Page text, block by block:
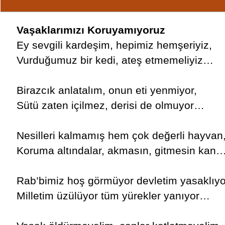
Vaşaklarımızı Koruyamıyoruz
Ey sevgili kardeşim, hepimiz hemşeriyiz,
Vurduğumuz bir kedi, ateş etmemeliyiz…
Birazcık anlatalım, onun eti yenmiyor,
Sütü zaten içilmez, derisi de olmuyor…
Nesilleri kalmamış hem çok değerli hayvan,
Koruma altındalar, akmasın, gitmesin kan…
Rab’bimiz hoş görmüyor devletim
Milletim üzülüyor tüm yürekler yanıyor…